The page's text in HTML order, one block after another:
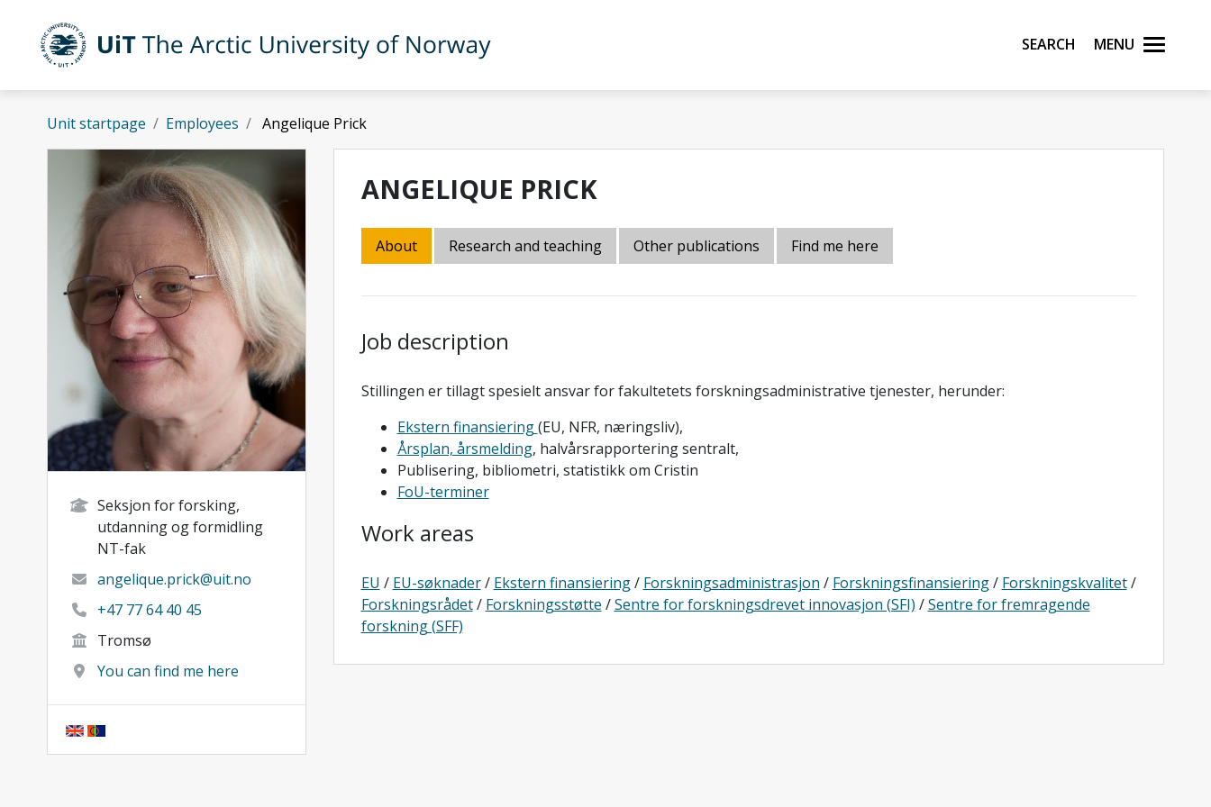
Skip to main content
UiT The Arctic University of Norway Search Menu
Unit startpage Employees Angelique Prick
Seksjon for forsking,
utdanning og formidling
NT-fak
angelique.prick@uit.no
+47 77 64 40 45
Tromsø
You can find me here
ANGELIQUE PRICK
About Research and teaching Other publications Find me here
Job description
Stillingen er tillagt spesielt ansvar for fakultetets forskningsadministrative tjenester, herunder:
Ekstern finansiering(EU, NFR, næringsliv),
Årsplan, årsmelding, halvårsrapportering sentralt,
Publisering, bibliometri, statistikk om Cristin
FoU-terminer
Work areas
EU / EU-søknader/ Ekstern finansiering/ Forskningsadministrasjon / Forskningsfinansiering/ Forskningskvalitet/
Forskningsrådet/ Forskningsstøtte /Sentre for forskningsdrevet innovasjon (SFI) /Sentre for fremragende
forskning (SFF)